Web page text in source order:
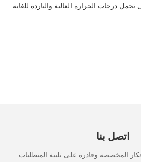
اتصل بنا
المخصصة وقادرة على تلبية المتطلبات